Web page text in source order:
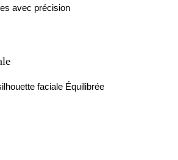
avec précision
faciale Équilibrée